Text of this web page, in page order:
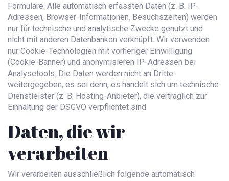
Formulare. Alle automatisch erfassten Daten (z. B. IP-
Adressen, Browser-Informationen, Besuchszeiten) werden
nur für technische und analytische Zwecke genutzt und
nicht mit anderen Datenbanken verknüpft. Wir verwenden
nur Cookie-Technologien mit vorheriger Einwilligung
(Cookie-Banner) und anonymisieren IP-Adressen bei
Analysetools. Die Daten werden nicht an Dritte
weitergegeben, es sei denn, es handelt sich um technische
Dienstleister (z. B. Hosting-Anbieter), die vertraglich zur
Einhaltung der DSGVO verpflichtet sind.
Daten, die wir
verarbeiten
Wir verarbeiten ausschließlich folgende automatisch